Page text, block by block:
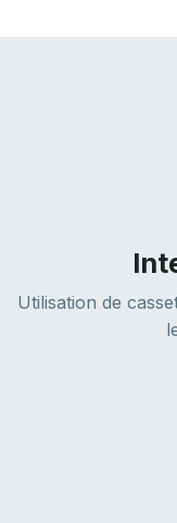
Utilisation de